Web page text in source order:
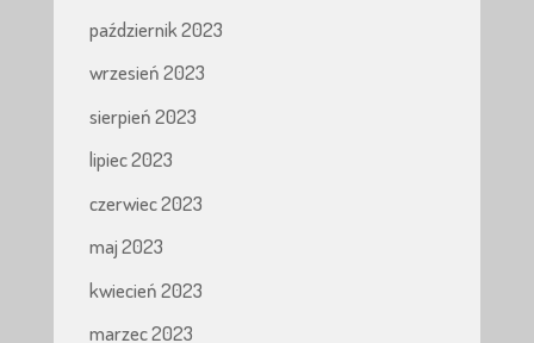
październik 2023
wrzesień 2023
sierpień 2023
lipiec 2023
czerwiec 2023
maj 2023
kwiecień 2023
marzec 2023